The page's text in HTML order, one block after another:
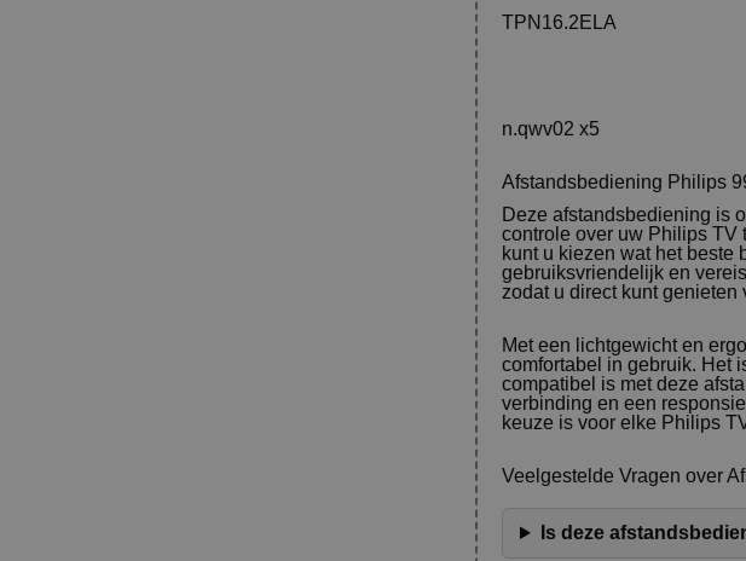
TPN16.2ELA
n.qwv02 x5
Afstandsbediening Philips
Deze afstandsbediening is
controle over uw Philips TV
kunt u kiezen wat het beste
gebruiksvriendelijk en
zodat u direct kunt genieten
Met een lichtgewicht en
comfortabel in gebruik. Het
compatibel is met deze
verbinding en een
keuze is voor elke Philips
Veelgestelde Vragen over
Is deze